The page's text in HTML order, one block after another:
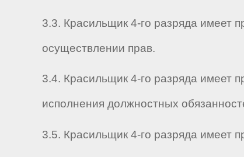
3.3. Красильщик 4-го разряда имеет
осуществлении прав.
3.4. Красильщик 4-го разряда имеет
исполнения должностных
3.5. Красильщик 4-го разряда имеет